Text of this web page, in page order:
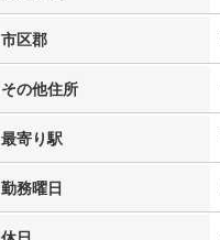
市区郡
その他住所
最寄り駅
勤務曜日